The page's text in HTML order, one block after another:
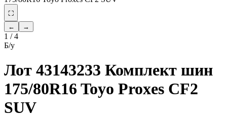
⛶
←
→
1 /4
Б/у
Лот 43143233 Комплект шин
175/80R16 Toyo Proxes CF2
SUV